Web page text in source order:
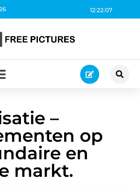
12:22:08
–
op
en
markt.